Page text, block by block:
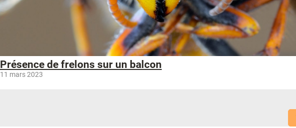
Présence de frelons sur un balcon
11 mars 2023